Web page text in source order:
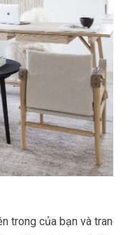
trong của bạn và trang